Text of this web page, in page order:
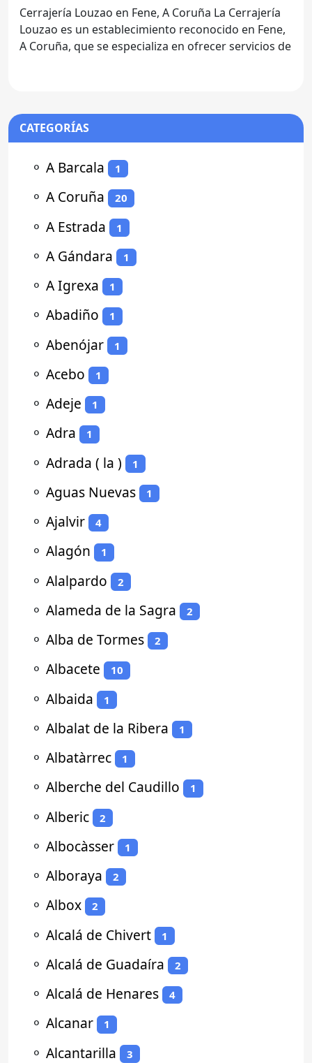
Cerrajería Louzao en Fene, A Coruña La Cerrajería
Louzao es un establecimiento reconocido en Fene,
A Coruña, que se especializa en ofrecer servicios de
CATEGORÍAS
⚬ A Barcala 1
⚬ A Coruña 20
⚬ A Estrada 1
⚬ A Gándara 1
⚬ A Igrexa 1
⚬ Abadiño 1
⚬ Abenójar 1
⚬ Acebo 1
⚬ Adeje 1
⚬ Adra 1
⚬ Adrada ( la ) 1
⚬ Aguas Nuevas 1
⚬ Ajalvir 4
⚬ Alagón 1
⚬ Alalpardo 2
⚬ Alameda de la Sagra 2
⚬ Alba de Tormes 2
⚬ Albacete 10
⚬ Albaida 1
⚬ Albalat de la Ribera 1
⚬ Albatàrrec 1
⚬ Alberche del Caudillo 1
⚬ Alberic 2
⚬ Albocàsser 1
⚬ Alboraya 2
⚬ Albox 2
⚬ Alcalá de Chivert 1
⚬ Alcalá de Guadaíra 2
⚬ Alcalá de Henares 4
⚬ Alcanar 1
⚬ Alcantarilla 3